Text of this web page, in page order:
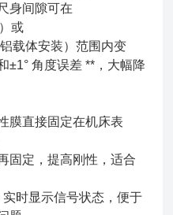
身间隙可在
或
载体安装）范围内变
±1° 角度误差 **，大幅降
膜直接固定在机床表
固定，提高刚性，适合
时显示信号状态，便于